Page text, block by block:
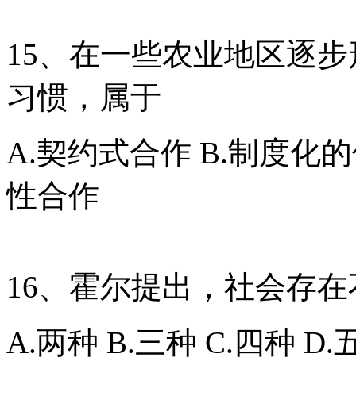
15、在一些农业地区逐
习惯，属于
A.契约式合作 B.制度化
性合作
16、霍尔提出，社会存
A.两种 B.三种 C.四种 D.